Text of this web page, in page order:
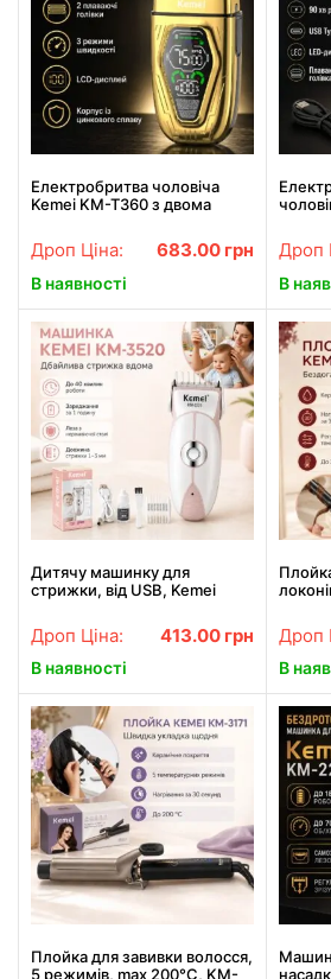
Електробритва чоловіча
Kemei KM-T360 з двома
головками, 3 швидкостями
та LCD-дисплеєм, корпус із
цинкового сплаву
Дроп Ціна: 683.00 грн
В наявності
Дроп
В
Дитячу машинку для
стрижки, від USB, Kemei
для волосся / Набір для
стрижки
Дроп Ціна: 413.00 грн
В наявності
Дроп
В
Плойка для завивки волосся,
5 режимів, max 200°С, KM-